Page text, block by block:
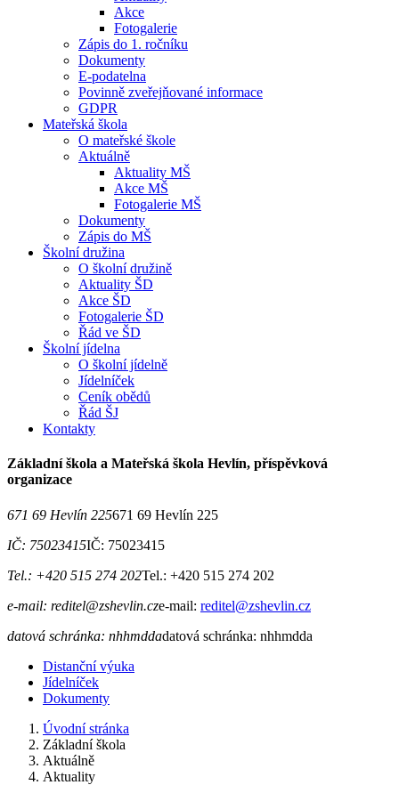
Akce
Fotogalerie
Zápis do 1. ročníku
Dokumenty
E-podatelna
Povinně zveřejňované informace
GDPR
Mateřská škola
O mateřské škole
Aktuálně
Aktuality MŠ
Akce MŠ
Fotogalerie MŠ
Dokumenty
Zápis do MŠ
Školní družina
O školní družině
Aktuality ŠD
Akce ŠD
Fotogalerie ŠD
Řád ve ŠD
Školní jídelna
O školní jídelně
Jídelníček
Ceník obědů
Řád ŠJ
Kontakty
Základní škola a Mateřská škola Hevlín, příspěvková
organizace
671 69 Hevlín 225671 69 Hevlín 225
IČ: 75023415IČ: 75023415
Tel.: +420 515 274 202Tel.: +420 515 274 202
e-mail: reditel@zshevlin.cze-mail: reditel@zshevlin.cz
datová schránka: nhhmddadatová schránka: nhhmdda
Distanční výuka
Jídelníček
Dokumenty
Úvodní stránka
Základní škola
Aktuálně
Aktuality